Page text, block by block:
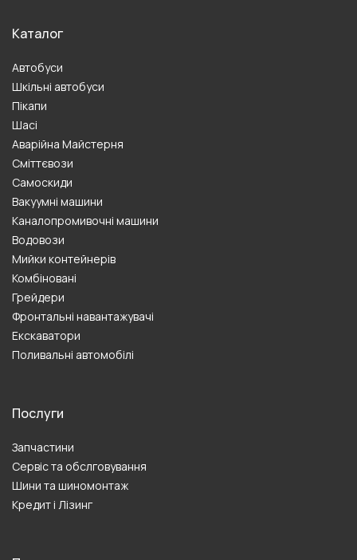
Каталог
Автобуси
Шкільні автобуси
Пікапи
Шасі
Аварійна Майстерня
Сміттєвози
Самоскиди
Вакуумні машини
Каналопромивочні машини
Водовози
Мийки контейнерів
Комбіновані
Грейдери
Фронтальні навантажувачі
Екскаватори
Поливальні автомобілі
Послуги
Запчастини
Сервіс та обслговування
Шини та шиномонтаж
Кредит і Лізинг